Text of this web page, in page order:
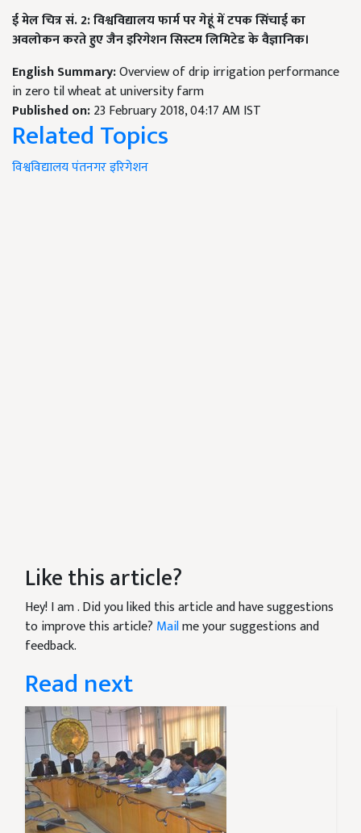
ई मेल चित्र सं. 2: विश्वविद्यालय फार्म पर गेहूं में टपक सिंचाई का
अवलोकन करते हुए जैन इरिगेशन सिस्टम लिमिटेड के वैज्ञानिक।
English Summary:Overview of drip irrigation performance
in zero til wheat at university farm
Published on:23 February 2018, 04:17 AM IST
Related Topics
विश्वविद्यालयपंतनगरइरिगेशन
Like this article?
Hey! I am. Did you liked this article and have suggestions
to improve this article? Mailme your suggestions and
feedback.
Read next